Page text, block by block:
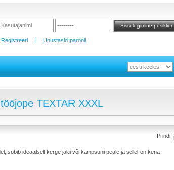
Registreeri Unustasid parooli
TEXTAR XXXL
Prindi
sobib ideaalselt kerge jaki või kampsuni peale ja sellel on kena